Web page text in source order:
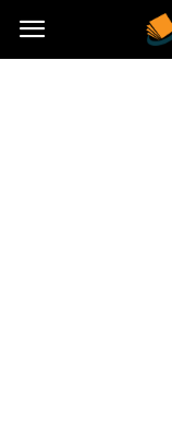
Flashbook.pl